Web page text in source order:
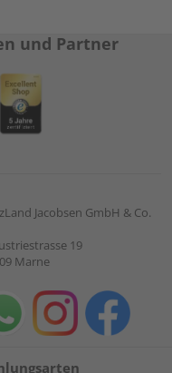
und Partner
Jacobsen GmbH & Co.
19
Marne